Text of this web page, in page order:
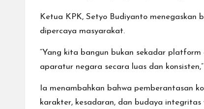
Ketua KPK, Setyo Budiyanto
dipercaya masyarakat.
“Yang kita bangun bukan sekadar
aparatur negara secara luas dan
Ia menambahkan bahwa pemberantasan
karakter, kesadaran, dan budaya